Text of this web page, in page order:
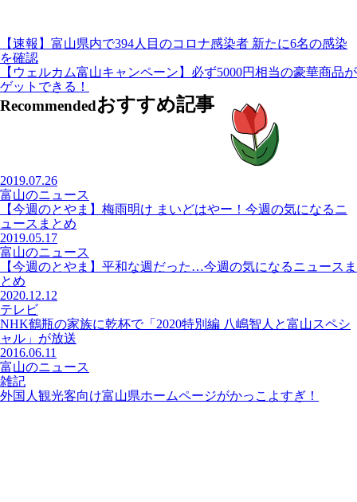
【速報】富山県内で394人目のコロナ感染者 新たに6名の感染
を確認
【ウェルカム富山キャンペーン】必ず5000円相当の豪華商品が
ゲットできる！
Recommendedおすすめ記事
2019.07.26
富山のニュース
【今週のとやま】梅雨明け まいどはやー！今週の気になるニ
ュースまとめ
2019.05.17
富山のニュース
【今週のとやま】平和な週だった…今週の気になるニュースま
とめ
2020.12.12
テレビ
NHK鶴瓶の家族に乾杯で「2020特別編 八嶋智人と富山スペシ
ャル」が放送
2016.06.11
富山のニュース
雑記
外国人観光客向け富山県ホームページがかっこよすぎ！